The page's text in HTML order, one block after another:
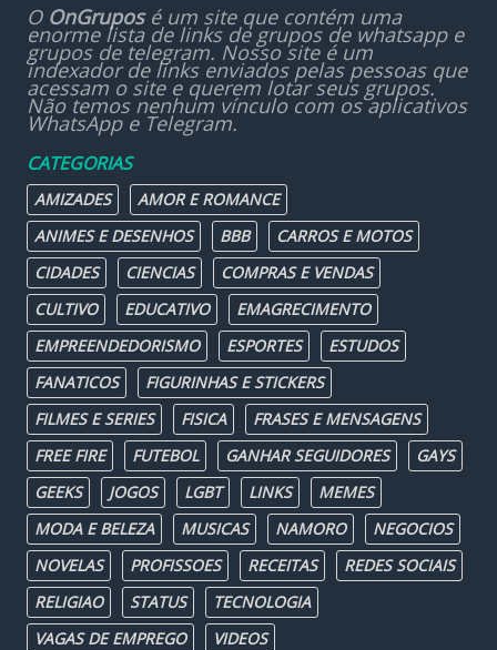
O OnGruposé um site que contém uma
enorme lista de links de grupos de whatsapp e
grupos de telegram. Nosso site é um
indexador de links enviados pelas pessoas que
acessam o site e querem lotar seus grupos.
Não temos nenhum vínculo com os aplicativos
WhatsApp e Telegram.
CATEGORIAS
AMIZADES
AMOR E ROMANCE
ANIMES E DESENHOS
BBB
CARROS E MOTOS
CIDADES
CIENCIAS
COMPRAS E VENDAS
CULTIVO
EDUCATIVO
EMAGRECIMENTO
EMPREENDEDORISMO
ESPORTES
ESTUDOS
FANATICOS
FIGURINHAS E STICKERS
FILMES E SERIES
FISICA
FRASES E MENSAGENS
FREE FIRE
FUTEBOL GANHAR SEGUIDORES
GAYS
GEEKS
JOGOS LGBT LINKS
MEMES
MODA E BELEZA
MUSICAS NAMORO
NEGOCIOS
NOVELAS
PROFISSOES RECEITAS
REDES SOCIAIS
RELIGIAO
STATUS
TECNOLOGIA
VAGAS DE EMPREGO
VIDEOS